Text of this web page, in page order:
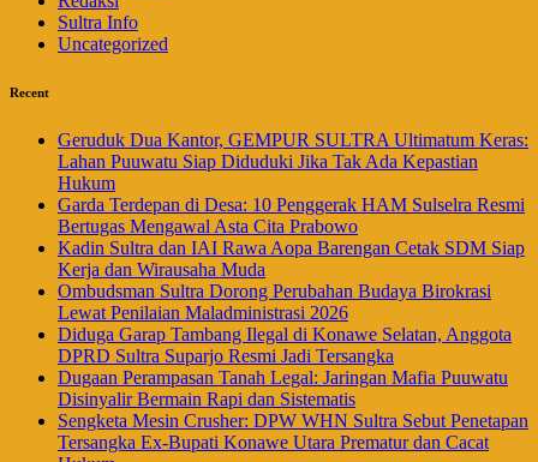
Sultra Info
Uncategorized
Recent
Geruduk Dua Kantor, GEMPUR SULTRA Ultimatum Keras:
Lahan Puuwatu Siap Diduduki Jika Tak Ada Kepastian
Hukum
Garda Terdepan di Desa: 10 Penggerak HAM Sulselra Resmi
Bertugas Mengawal Asta Cita Prabowo
Kadin Sultra dan IAI Rawa Aopa Barengan Cetak SDM Siap
Kerja dan Wirausaha Muda
Ombudsman Sultra Dorong Perubahan Budaya Birokrasi
Lewat Penilaian Maladministrasi 2026
Diduga Garap Tambang Ilegal di Konawe Selatan, Anggota
DPRD Sultra Suparjo Resmi Jadi Tersangka
Dugaan Perampasan Tanah Legal: Jaringan Mafia Puuwatu
Disinyalir Bermain Rapi dan Sistematis
Sengketa Mesin Crusher: DPW WHN Sultra Sebut Penetapan
Tersangka Ex-Bupati Konawe Utara Prematur dan Cacat